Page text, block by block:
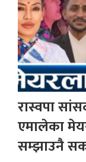
रास्वपा
एमालेका
सम्झाउनै